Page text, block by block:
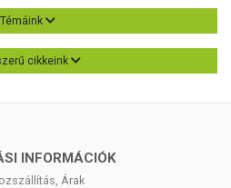
Témáink
cikkeink
INFORMÁCIÓK
Árak